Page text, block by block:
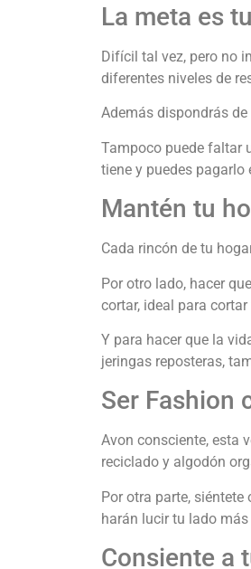
La meta es
Difícil tal vez, pero no
diferentes niveles de
Además dispondrás
Tampoco puede faltar
tiene y puedes pagarlo
Mantén tu
Cada rincón de tu
Por otro lado, hacer
cortar, ideal para
Y para hacer que la
jeringas reposteras,
Ser Fashion
Avon consciente, esta
reciclado y algodón
Por otra parte,
harán lucir tu lado
Consiente a